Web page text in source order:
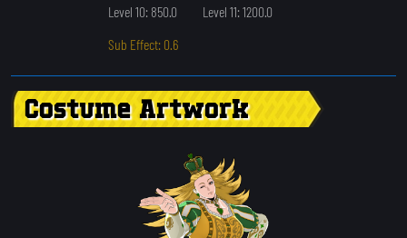
Level 10: 850.0
Level 11: 1200.0
Sub Effect: 0.6
Costume Artwork